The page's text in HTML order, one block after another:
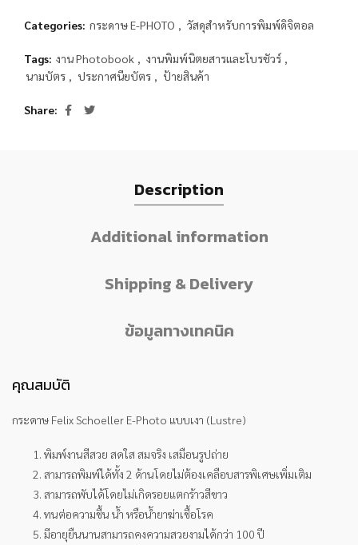
Categories: กระดาษ E-PHOTO , วัสดุสำหรับการพิมพ์ดิจิตอล
Tags: งาน Photobook , งานพิมพ์นิตยสารและโบรชัวร์ ,
นามบัตร , ประกาศนียบัตร , ป้ายสินค้า
Share
Description
Additional information
Shipping & Delivery
ข้อมูลทางเทคนิค
คุณสมบัติ
กระดาษ Felix Schoeller E-Photo แบบเงา (Lustre)
พิมพ์งานสีสวย สดใส สมจริง เสมือนรูปถ่าย
สามารถพิมพ์ได้ทั้ง 2 ด้านโดยไม่ต้องเคลือบสารพิเศษเพิ่มเติม
สามารถพับได้โดยไม่เกิดรอยแตกร้าวสีขาว
ทนต่อความชื้น น้ำ หรือน้ำยาฆ่าเชื้อโรค
มีอายุยืนนานสามารถคงความสวยงามได้กว่า 100 ปี